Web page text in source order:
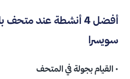
أفضل 4 أنشطة عند
سويسرا
• القيام بجولة في المتحف